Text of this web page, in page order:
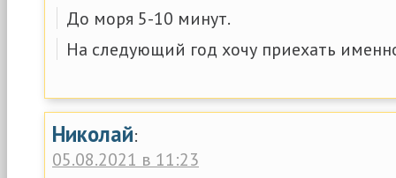
До моря 5-10 минут.
На следующий год хочу приехать
Николай:
05.08.2021 в 11:23